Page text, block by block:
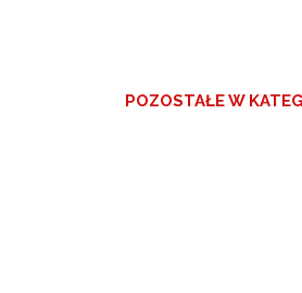
POZOSTAŁE W